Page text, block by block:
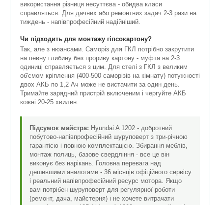
використання різниця несуттєва - обидва класи
справляться. Для дачних або ремонтних задач 2-3 рази на
тиждень - напівпрофесійний надійніший.
Чи підходить для монтажу гіпсокартону?
Так, але з нюансами. Саморіз для ГКЛ потрібно закрутити
на певну глибину без прориву картону - муфта на 2-3
одиниці справляється з цим. Для стелі з ГКЛ з великим
об'ємом кріплення (400-500 саморізів на кімнату) потужності
двох АКБ по 1,2 Ач може не вистачити за один день.
Тримайте зарядний пристрій включеним і чергуйте АКБ
кожні 20-25 хвилин.
Підсумок майстра: Hyundai A 1202 - добротний
побутово-напівпрофесійний шуруповерт з три-річною
гарантією і повною комплектацією. Збирання меблів,
монтаж полиць, базове свердління - все це він
виконує без нарікань. Головна перевага над
дешевшими аналогами - 36 місяців офіційного сервісу
і реальний напівпрофесійний ресурс мотора. Якщо
вам потрібен шуруповерт для регулярної роботи
(ремонт, дача, майстерня) і не хочете витрачати